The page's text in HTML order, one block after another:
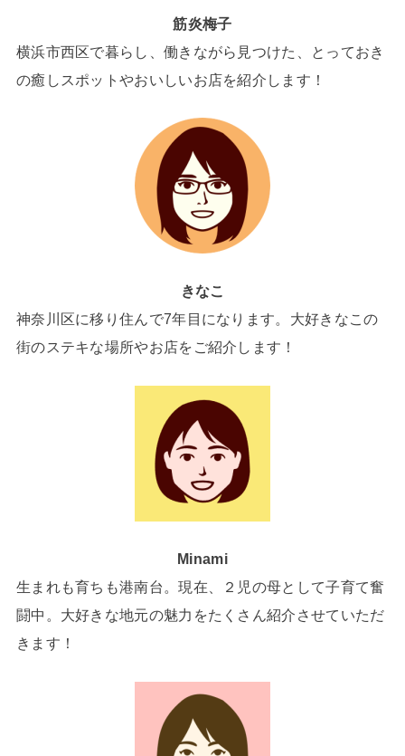
筋炎梅子
横浜市西区で暮らし、働きながら見つけた、とっておき
の癒しスポットやおいしいお店を紹介します！
きなこ
神奈川区に移り住んで7年目になります。大好きなこの
街のステキな場所やお店をご紹介します！
Minami
生まれも育ちも港南台。現在、２児の母として子育て奮
闘中。大好きな地元の魅力をたくさん紹介させていただ
きます！